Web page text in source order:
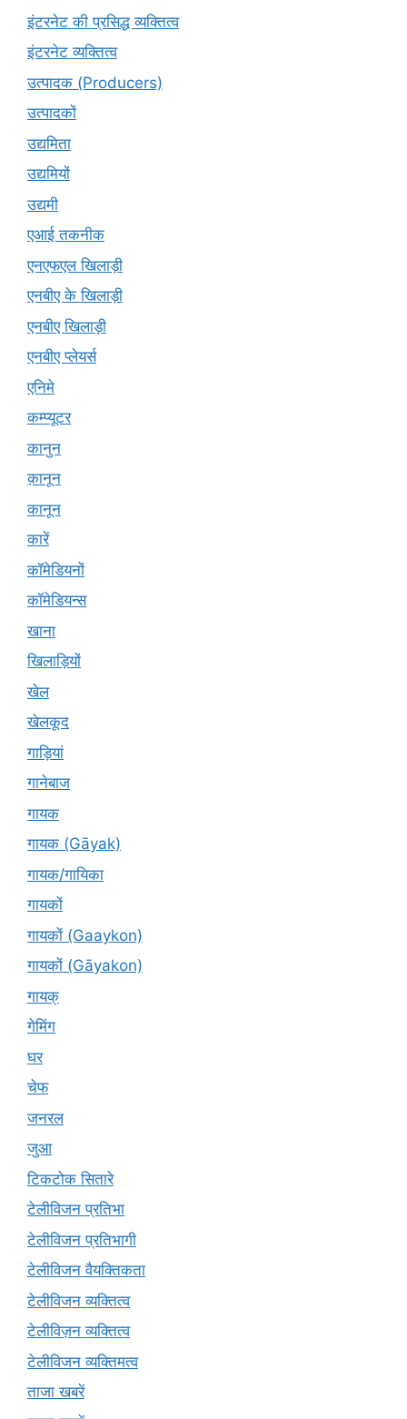
इंटरनेट की प्रसिद्ध व्यक्तित्व
इंटरनेट व्यक्तित्व
उत्पादक (Producers)
उत्पादकों
उद्यमिता
उद्यमियों
उद्यमी
एआई तकनीक
एनएफएल खिलाड़ी
एनबीए के खिलाड़ी
एनबीए खिलाड़ी
एनबीए प्लेयर्स
एनिमे
कम्प्यूटर
कानुन
क़ानून
कानून
कारें
कॉमेडियनों
कॉमेडियन्स
खाना
खिलाड़ियों
खेल
खेलकूद
गाड़ियां
गानेबाज
गायक
गायक (Gāyak)
गायक/गायिका
गायकों
गायकों (Gaaykon)
गायकों (Gāyakon)
गायक्
गेमिंग
घर
चेफ
जनरल
जुआ
टिकटोक सितारे
टेलीविजन प्रतिभा
टेलीविजन प्रतिभागी
टेलीविजन वैयक्तिकता
टेलीविजन व्यक्तित्व
टेलीविज़न व्यक्तित्व
टेलीविजन व्यक्तिमत्व
ताजा खबरें